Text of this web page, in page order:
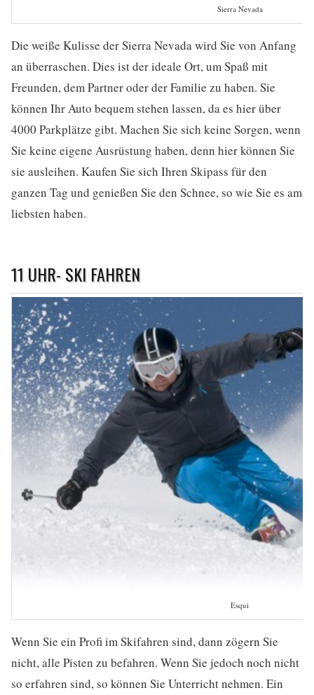
Sierra Nevada
Die weiße Kulisse der Sierra Nevada wird Sie von Anfang
an überraschen. Dies ist der ideale Ort, um Spaß mit
Freunden, dem Partner oder der Familie zu haben. Sie
können Ihr Auto bequem stehen lassen, da es hier über
4000 Parkplätze gibt. Machen Sie sich keine Sorgen, wenn
Sie keine eigene Ausrüstung haben, denn hier können Sie
sie ausleihen. Kaufen Sie sich Ihren Skipass für den
ganzen Tag und genießen Sie den Schnee, so wie Sie es am
liebsten haben.
11 UHR- SKI FAHREN
Esqui
Wenn Sie ein Profi im Skifahren sind, dann zögern Sie
nicht, alle Pisten zu befahren. Wenn Sie jedoch noch nicht
so erfahren sind, so können Sie Unterricht nehmen. Ein